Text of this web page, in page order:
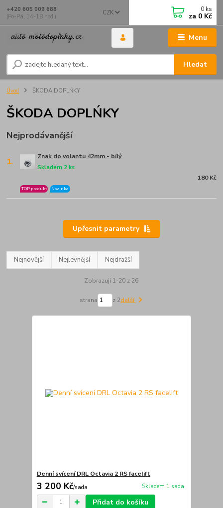
Menu
CZK
Hledat
+420 605 009 688
(Po-Pá, 14-18 hod.)
0 ks
za 0 Kč
Úvod ŠKODA DOPLŃKY
ŠKODA DOPLŃKY
Nejprodávanější
1. Znak do volantu 42mm - bílý
Skladem 2 ks
TOP produkt Novinka
180 Kč
Upřesnit parametry
Nejnovější Nejlevnější Nejdražší
Zobrazuji 1-20 z 26
strana z 2další
Denní svícení DRL Octavia 2 RS facelift
3 200 Kč/sada Skladem 1 sada
Přidat do košíku